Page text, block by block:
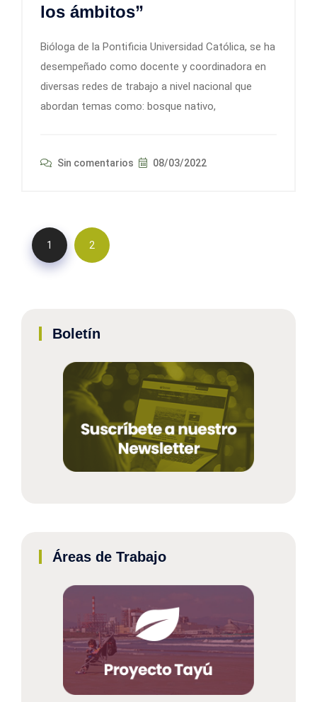
los ámbitos”
Bióloga de la Pontificia Universidad Católica, se ha
desempeñado como docente y coordinadora en
diversas redes de trabajo a nivel nacional que
abordan temas como: bosque nativo,
Sin comentarios 08/03/2022
1 2
Boletín
Áreas de Trabajo